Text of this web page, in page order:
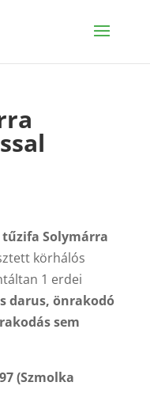
tűzifa Solymárra
körhálós
1 erdei
darus, önrakodó
sem
(Szmolka